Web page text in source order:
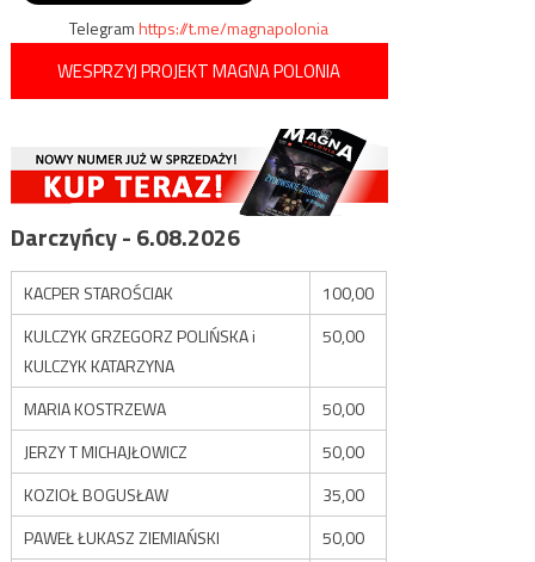
Telegramhttps://t.me/magnapolonia
WESPRZYJ PROJEKT MAGNA POLONIA
Darczyńcy - 6.08.2026
KACPER STAROŚCIAK
100,00
KULCZYK GRZEGORZ POLIŃSKA i
KULCZYK KATARZYNA
50,00
MARIA KOSTRZEWA
50,00
JERZY T MICHAJŁOWICZ
50,00
KOZIOŁ BOGUSŁAW
35,00
PAWEŁ ŁUKASZ ZIEMIAŃSKI
50,00